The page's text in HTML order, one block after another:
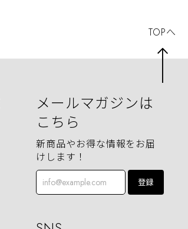
メールマガジンは
こちら
新商品やお得な情報をお届
けします！
登録
TOPへ